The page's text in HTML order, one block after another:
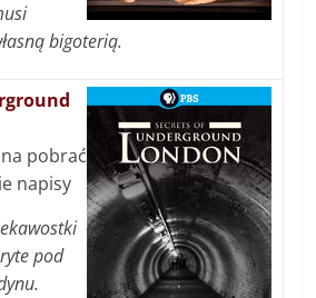
bigoterią.
pobrać
napisy
pod